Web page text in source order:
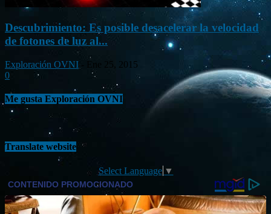
Descubrimiento: Es posible desacelerar la velocidad
de fotones de luz al...
Exploración OVNI
Ene 25, 2015
0
Me gusta Exploración OVNI
Translate website
Select Language ▼